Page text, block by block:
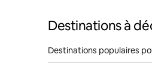
Destinations à
Destinations populaires